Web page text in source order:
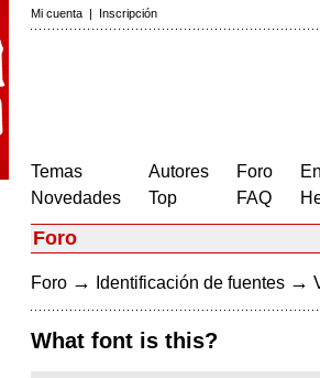
Mi cuenta | Inscripción
Temas
Novedades
Autores
Top
Foro
FAQ
Foro
Foro → Identificación de fuentes →
What font is this?